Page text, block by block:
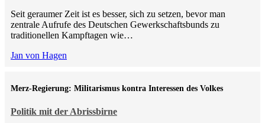
Seit geraumer Zeit ist es besser, sich zu setzen, bevor man
zentrale Aufrufe des Deutschen Gewerkschaftsbunds zu
traditionellen Kampftagen wie…
Jan von Hagen
Politik mit der Abrissbirne
Merz-Regierung: Militarismus kontra Inte­ressen des Volkes